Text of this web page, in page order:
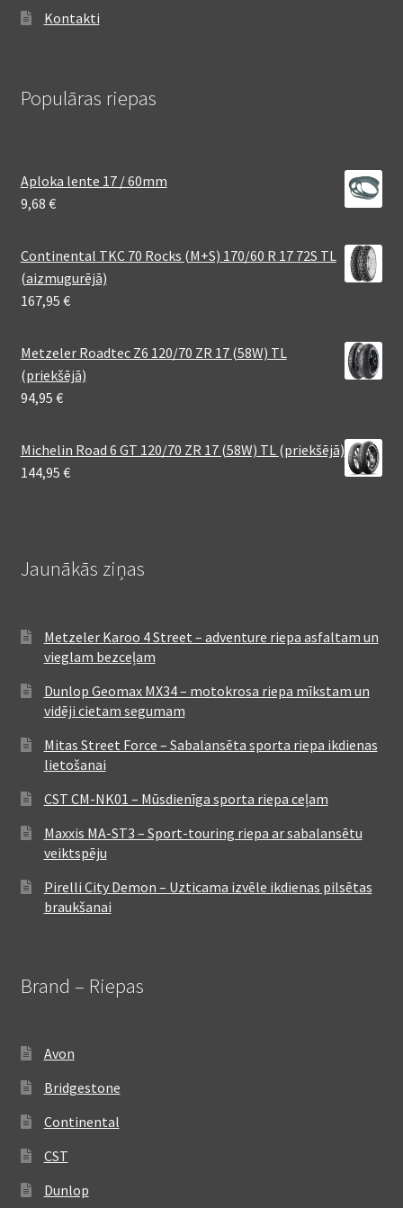
Kontakti
Populāras riepas
Aploka lente 17 / 60mm
9,68 €
Continental TKC 70 Rocks (M+S) 170/60 R 17 72S TL
(aizmugurējā)
167,95 €
Metzeler Roadtec Z6 120/70 ZR 17 (58W) TL
(priekšējā)
94,95 €
Michelin Road 6 GT 120/70 ZR 17 (58W) TL (priekšējā)
144,95 €
Jaunākās ziņas
Metzeler Karoo 4 Street – adventure riepa asfaltam un
vieglam bezceļam
Dunlop Geomax MX34 – motokrosa riepa mīkstam un
vidēji cietam segumam
Mitas Street Force – Sabalansēta sporta riepa ikdienas
lietošanai
CST CM-NK01 – Mūsdienīga sporta riepa ceļam
Maxxis MA-ST3 – Sport-touring riepa ar sabalansētu
veiktspēju
Pirelli City Demon – Uzticama izvēle ikdienas pilsētas
braukšanai
Brand – Riepas
Avon
Bridgestone
Continental
CST
Dunlop